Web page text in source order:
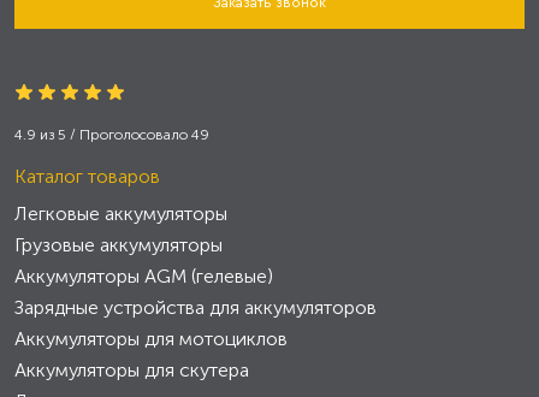
4.9 из 5 / Проголосовало 49
Каталог товаров
Легковые аккумуляторы
Грузовые аккумуляторы
Аккумуляторы AGM (гелевые)
Зарядные устройства для аккумуляторов
Аккумуляторы для мотоциклов
Аккумуляторы для скутера